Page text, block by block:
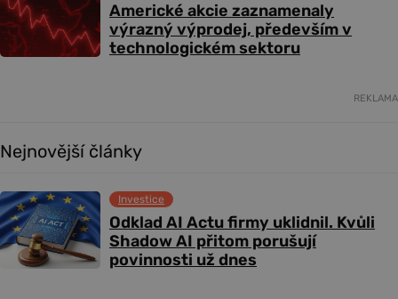
Americké akcie zaznamenaly
výrazný výprodej, především v
technologickém sektoru
REKLAMA
Nejnovější články
Odklad AI Actu firmy uklidnil. Kvůli
Shadow AI přitom porušují
povinnosti už dnes
Investice